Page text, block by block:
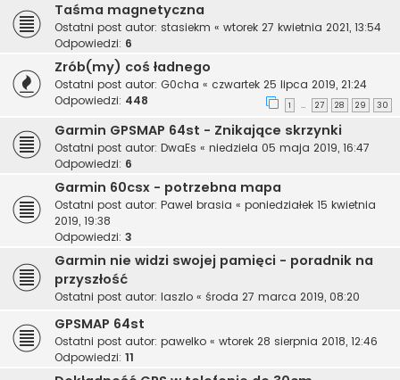
Taśma magnetyczna
Ostatni post autor: stasiekm « wtorek 27 kwietnia 2021, 13:54
Odpowiedzi: 6
Zrób(my) coś ładnego
Ostatni post autor: G0cha « czwartek 25 lipca 2019, 21:24
Odpowiedzi: 448 1 … 27 28 29 30
Garmin GPSMAP 64st - Znikające skrzynki
Ostatni post autor: DwaEs « niedziela 05 maja 2019, 16:47
Odpowiedzi: 6
Garmin 60csx - potrzebna mapa
Ostatni post autor: Pawel brasia « poniedziałek 15 kwietnia
2019, 19:38
Odpowiedzi: 3
Garmin nie widzi swojej pamięci - poradnik na
przyszłość
Ostatni post autor: laszlo « środa 27 marca 2019, 08:20
GPSMAP 64st
Ostatni post autor: pawelko « wtorek 28 sierpnia 2018, 12:46
Odpowiedzi: 11